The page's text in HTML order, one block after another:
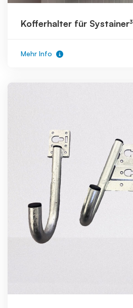
Kofferhalter für Systainer³
Mehr Info